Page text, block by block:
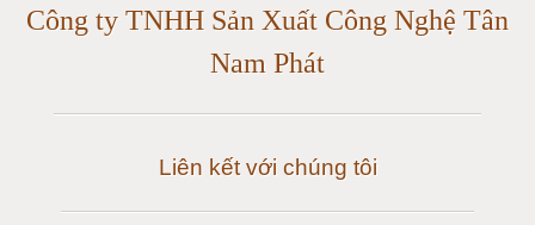
Cân điện tử 50 tấn
Cân điện tử 60 tấn
Công ty TNHH Sản Xuất Công Nghệ Tân
Nam Phát
Liên kết với chúng tôi